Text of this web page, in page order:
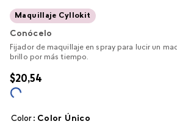
Maquillaje Cyllokit
Conócelo
Fijador de maquillaje en spray para lucir un
brillo por más tiempo.
$20,54
Color : color único